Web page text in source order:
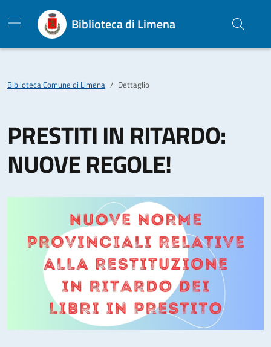
Biblioteca di Limena
Biblioteca Comune di Limena Dettaglio
PRESTITI IN RITARDO:
NUOVE REGOLE!